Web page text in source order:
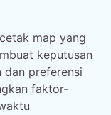
map yang
keputusan
dan preferensi
faktor-